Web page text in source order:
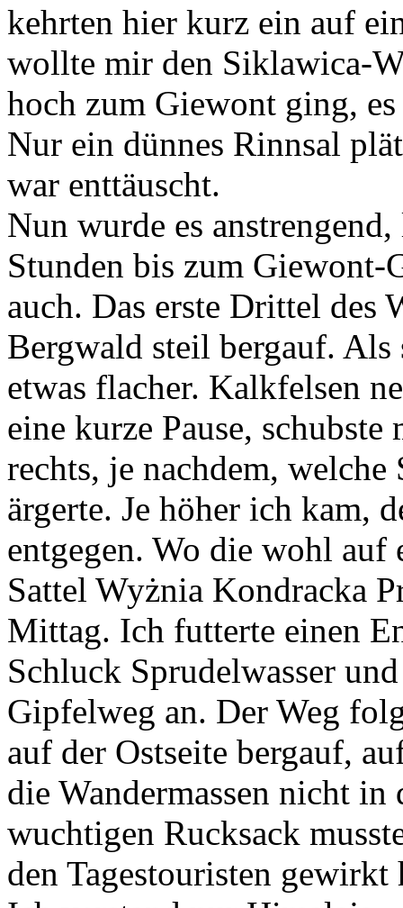
kehrten hier kurz ein auf
wollte mir den Siklawica-
hoch zum Giewont ging,
Nur ein dünnes Rinnsal
war enttäuscht.
Nun wurde es
Stunden bis zum
auch. Das erste Drittel des
Bergwald steil bergauf.
etwas flacher. Kalkfelsen
eine kurze Pause,
rechts, je nachdem,
ärgerte. Je höher ich kam,
entgegen. Wo die wohl
Sattel Wyżnia Kondracka
Mittag. Ich futterte einen
Schluck Sprudelwasser
Gipfelweg an. Der Weg
auf der Ostseite bergauf,
die Wandermassen nicht
wuchtigen Rucksack
den Tagestouristen gewirkt